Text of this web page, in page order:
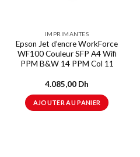
IMPRIMANTES
Epson Jet d’encre WorkForce
WF100 Couleur SFP A4 Wifi
PPM B&W 14 PPM Col 11
4.085,00 Dh
AJOUTER AU PANIER